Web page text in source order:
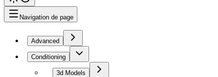
Navigation de page
Advanced
Conditioning
3d Models